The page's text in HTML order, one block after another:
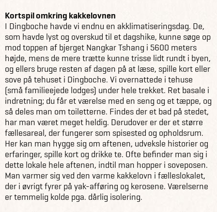
Kortspil omkring kakkelovnen
I Dingboche havde vi endnu en akklimatiseringsdag. De,
som havde lyst og overskud til et dagshike, kunne søge op
mod toppen af bjerget Nangkar Tshang i 5600 meters
højde, mens de mere trætte kunne trisse lidt rundt i byen,
og ellers bruge resten af dagen på at læse, spille kort eller
sove på tehuset i Dingboche. Vi overnattede i tehuse
(små familieejede lodges) under hele trekket. Ret basale i
indretning; du får et værelse med en seng og et tæppe, og
så deles man om toiletterne. Findes der et bad på stedet,
har man været meget heldig. Derudover er der et større
fællesareal, der fungerer som spisested og opholdsrum.
Her kan man hygge sig om aftenen, udveksle historier og
erfaringer, spille kort og drikke te. Ofte befinder man sig i
dette lokale hele aftenen, indtil man hopper i soveposen.
Man varmer sig ved den varme kakkelovn i fælleslokalet,
der i øvrigt fyrer på yak-afføring og kerosene. Værelserne
er temmelig kolde pga. dårlig isolering.